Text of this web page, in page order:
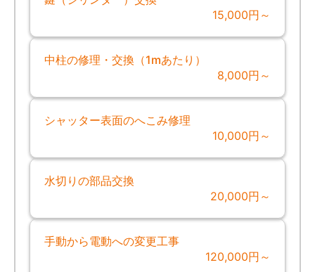
15,000円～
中柱の修理・交換（1mあたり）
8,000円～
シャッター表面のへこみ修理
10,000円～
水切りの部品交換
20,000円～
手動から電動への変更工事
120,000円～